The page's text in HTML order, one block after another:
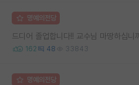
명예의전당
드디어 졸업합니다!! 교수님 마땅하십니
162 48 33843
명예의전당